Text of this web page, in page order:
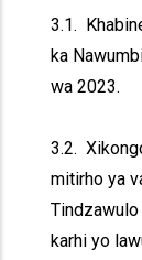
3.1.
ka
wa 2023.
3.2.
mitirho ya
karhi yo